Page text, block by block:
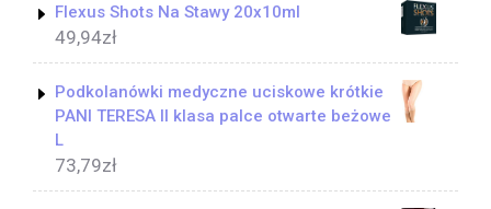
Flexus Shots Na Stawy 20x10ml
49,94zł
Podkolanówki medyczne uciskowe krótkie
PANI TERESA II klasa palce otwarte beżowe
L
73,79zł